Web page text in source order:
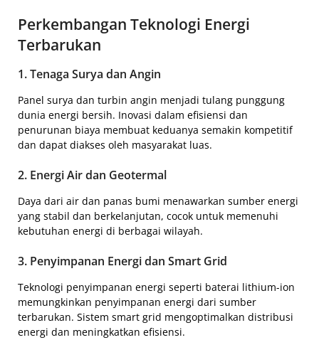
Perkembangan Teknologi Energi
Terbarukan
1. Tenaga Surya dan Angin
Panel surya dan turbin angin menjadi tulang punggung
dunia energi bersih. Inovasi dalam efisiensi dan
penurunan biaya membuat keduanya semakin kompetitif
dan dapat diakses oleh masyarakat luas.
2. Energi Air dan Geotermal
Daya dari air dan panas bumi menawarkan sumber energi
yang stabil dan berkelanjutan, cocok untuk memenuhi
kebutuhan energi di berbagai wilayah.
3. Penyimpanan Energi dan Smart Grid
Teknologi penyimpanan energi seperti baterai lithium-ion
memungkinkan penyimpanan energi dari sumber
terbarukan. Sistem smart grid mengoptimalkan distribusi
energi dan meningkatkan efisiensi.